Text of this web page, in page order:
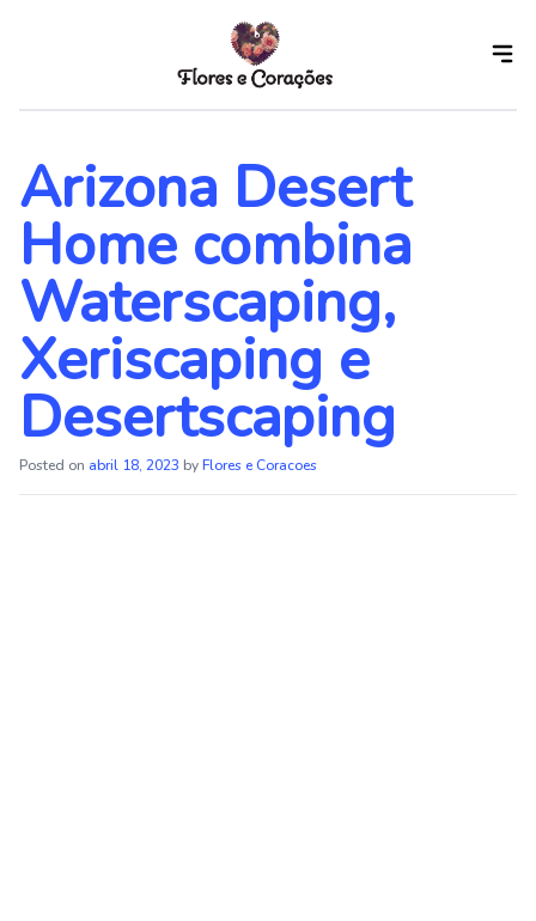
content
Arizona Desert
Home combina
Waterscaping,
Xeriscaping e
Desertscaping
Posted on abril 18, 2023 byFlores e Coracoes